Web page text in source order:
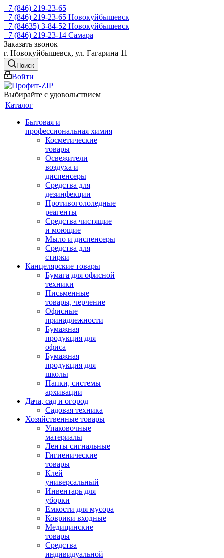
+7 (846) 219-23-65
+7 (846) 219-23-65 Новокуйбышевск
+7 (84635) 3-84-52 Новокуйбышевск
+7 (846) 219-23-14 Самара
Заказать звонок
г. Новокуйбышевск, ул. Гагарина 11
Поиск
Войти
Выбирайте с удовольствием
Каталог
Бытовая и
профессиональная химия
Косметические
товары
Освежители
воздуха и
диспенсеры
Средства для
дезинфекции
Противогололедные
реагенты
Средства чистящие
и моющие
Мыло и диспенсеры
Средства для
стирки
Канцелярские товары
Бумага для офисной
техники
Письменные
товары, черчение
Офисные
принадлежности
Бумажная
продукция для
офиса
Бумажная
продукция для
школы
Папки, системы
архивации
Дача, сад и огород
Садовая техника
Хозяйственные товары
Упаковочные
материалы
Ленты сигнальные
Гигиенические
товары
Клей
универсальный
Инвентарь для
уборки
Емкости для мусора
Коврики входные
Медицинские
товары
Средства
индивидуальной